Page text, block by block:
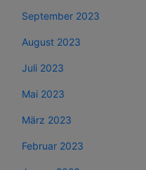
September 2023
August 2023
Juli 2023
Mai 2023
März 2023
Februar 2023